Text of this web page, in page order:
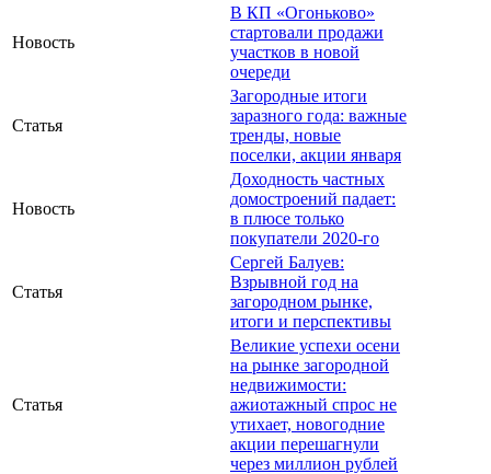
Новость
В КП «Огоньково»
стартовали продажи
участков в новой
очереди
Статья
Загородные итоги
заразного года: важные
тренды, новые
поселки, акции января
Новость
Доходность частных
домостроений падает:
в плюсе только
покупатели 2020-го
Статья
Сергей Балуев:
Взрывной год на
загородном рынке,
итоги и перспективы
Статья
Великие успехи осени
на рынке загородной
недвижимости:
ажиотажный спрос не
утихает, новогодние
акции перешагнули
через миллион рублей